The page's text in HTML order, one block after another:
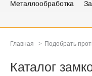
Металлообработка
Главная > Подобрать
Каталог